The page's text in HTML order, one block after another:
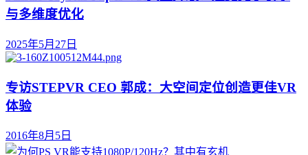
与多维度优化
2025年5月27日
专访STEPVR CEO 郭成：大空间定位创造更佳VR
体验
2016年8月5日